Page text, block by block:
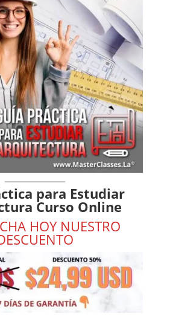
para Estudiar
Curso Online
HOY NUESTRO